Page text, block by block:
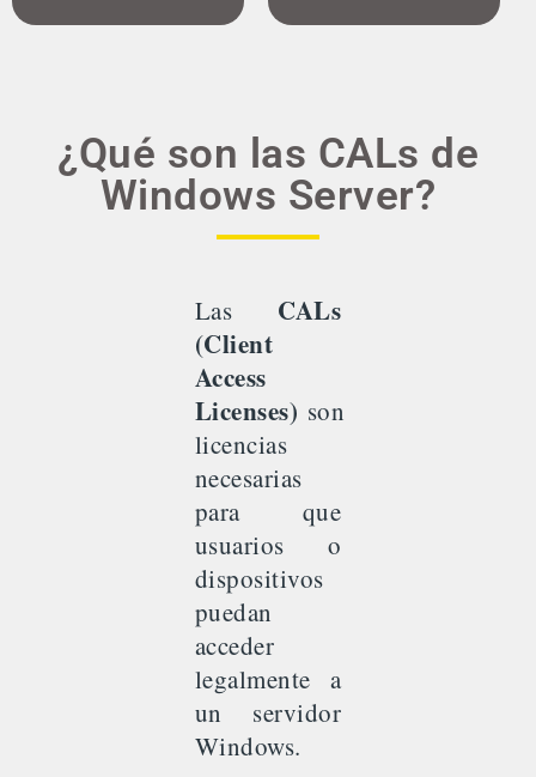
¿Qué son las CALs de
Windows Server?
Las CALs
(Client
Access
Licenses) son
licencias
necesarias
para que
usuarios o
dispositivos
puedan
acceder
legalmente a
un servidor
Windows.